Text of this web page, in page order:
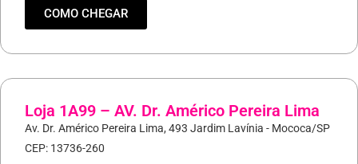
COMO CHEGAR
Loja 1A99 – AV. Dr. Américo Pereira Lima
Av. Dr. Américo Pereira Lima, 493 Jardim Lavínia - Mococa/SP
CEP: 13736-260